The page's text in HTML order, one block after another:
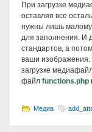
При загрузке
оставляя все
нужны лишь малому
для заполнения. И
стандартов, а
ваши изображения.
загрузке
файл functions.php
Медиа